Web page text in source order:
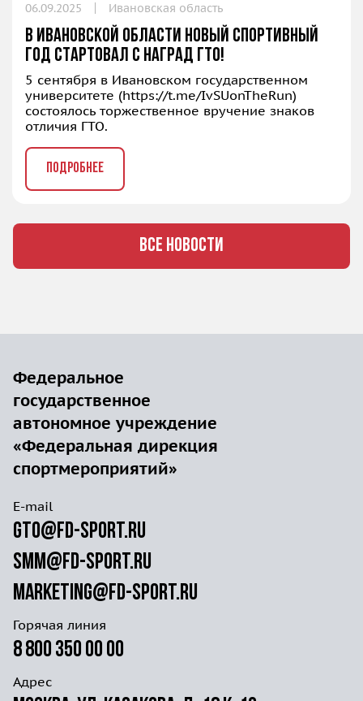
06.09.2025 Ивановская область
В Ивановской области новый спортивный
год стартовал с наград ГТО!
5 сентября в Ивановском государственном
университете (https://t.me/IvSUonTheRun)
состоялось торжественное вручение знаков
отличия ГТО.
ПОДРОБНЕЕ
ВСЕ НОВОСТИ
Федеральное
государственное
автономное учреждение
«Федеральная дирекция
спортмероприятий»
E-mail
gto@fd-sport.ru
smm@fd-sport.ru
marketing@fd-sport.ru
Горячая линия
8 800 350 00 00
Адрес